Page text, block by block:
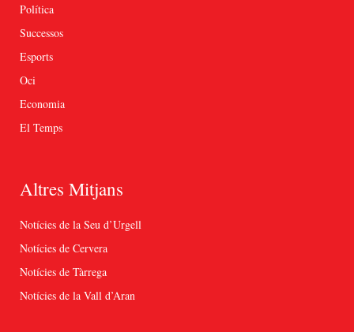
Política
Successos
Esports
Oci
Economia
El Temps
Altres Mitjans
Notícies de la Seu d’Urgell
Notícies de Cervera
Notícies de Tàrrega
Notícies de la Vall d’Aran